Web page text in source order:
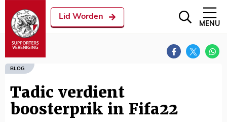
Lid Worden
MENU
BLOG
Tadic verdient
boosterprik in Fifa22